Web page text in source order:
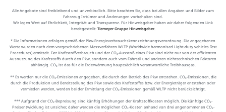
Alle Angebote sind freibleibend und unverbindlich. Bitte beachten Sie, dass bei allen Angaben und Bilder zum
Fahrzeug Irrtümer und Änderungen vorbehalten sind.
Wir legen Wert auf Ehrlichkeit, Integrität und Transparenz. Für Hinweisgeber haben wir daher folgenden Link
bereitgestellt: Tiemeyer Gruppe Hinweisgeber.
* Die Informationen erfolgen gemäß der Pkw-Energieverbrauchskennzeichnungsverordnung. Die angegebenen
Werte wurden nach dem vorgeschriebenen Messverfahren WLTP (Worldwide harmonised Light-duty vehicles Test
Procedures) ermittelt. Der Kraftstoffverbrauch und der CO₂-Ausstoß eines Pkw sind nicht nur von der effizienten
Ausnutzung des Kraftstoffs durch den Pkw, sondern auch vom Fahrstil und anderen nichttechnischen Faktoren
abhängig. CO₂ ist das für die Erderwärmung hauptsächlich verantwortliche Treibhausgas.
** Es werden nur die CO₂-Emissionen angegeben, die durch den Betrieb des Pkw entstehen. CO₂-Emissionen, die
durch die Produktion und Bereitstellung des Pkw sowie des Kraftstoffes bzw. der Energieträger entstehen oder
vermieden werden, werden bei der Ermittlung der CO₂-Emissionen gemäß WLTP nicht berücksichtigt.
*** Aufgrund der CO₂-Bepreisung sind künftig Erhöhungen der Kraftstoffkosten möglich. Die künftige CO₂-
Preisentwicklung ist unsicher, daher werden die möglichen CO₂-Kosten anhand von drei angenommenen CO₂-